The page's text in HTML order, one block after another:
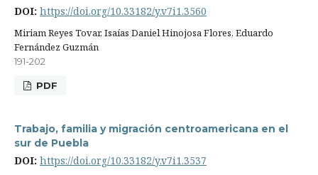
DOI: https://doi.org/10.33182/y.v7i1.3560
Miriam Reyes Tovar, Isaías Daniel Hinojosa Flores, Eduardo
Fernández Guzmán
191-202
PDF
Trabajo, familia y migración centroamericana en el
sur de Puebla
DOI: https://doi.org/10.33182/y.v7i1.3537